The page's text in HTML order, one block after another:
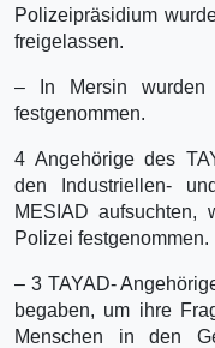
Polizeipräsidium
freigelassen.
– In Mersin wurden
festgenommen.
4 Angehörige des
den Industriellen-
MESIAD aufsuchten,
Polizei festgenommen.
– 3 TAYAD-
begaben, um ihre
Menschen in den